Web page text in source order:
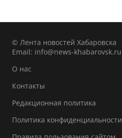
© Лента новостей Хабаровска
Email: info@news-khabarovsk.ru
О нас
Контакты
Редакционная политика
Политика конфиденциальности